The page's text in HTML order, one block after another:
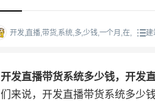
开发,直播,带货,系统,多,少钱,一个月,在, 建
开发直播带货系统多少钱，开发
们来说，开发直播带货系统多少